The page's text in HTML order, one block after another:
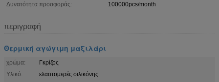
Δυνατότητα προσφοράς:
100000pcs/month
περιγραφή
Θερμική αγώγιμη μαξιλάρι
χρώμα:
Γκρίζος
Υλικό:
ελαστομερές σιλικόνης